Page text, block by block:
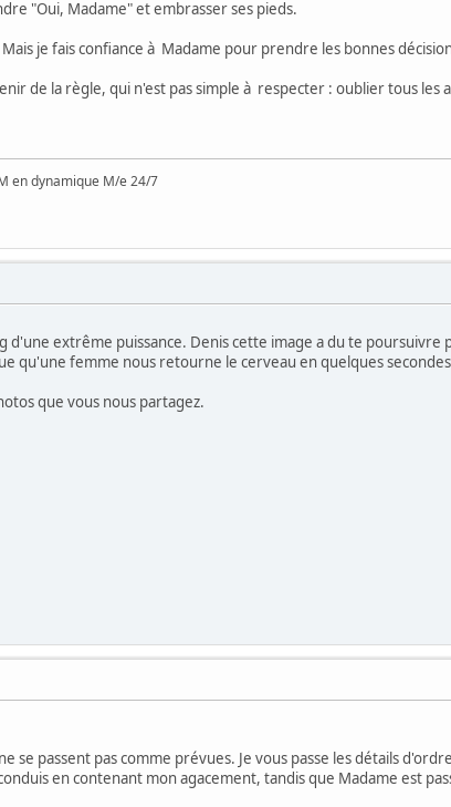
"Oui, Madame" et embrasser ses pieds.
Mais je fais confiance à Madame pour prendre les bonnes
de la règle, qui n'est pas simple à respecter : oublier tous les
en dynamique M/e 24/7
d'une extrême puissance. Denis cette image a du te poursuivre
qu'une femme nous retourne le cerveau en quelques
que vous nous partagez.
se passent pas comme prévues. Je vous passe les détails
en contenant mon agacement, tandis que Madame est